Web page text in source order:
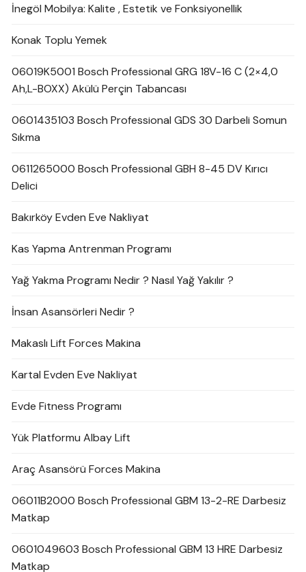
İnegöl Mobilya: Kalite , Estetik ve Fonksiyonellik
Konak Toplu Yemek
06019K5001 Bosch Professional GRG 18V-16 C (2×4,0
Ah,L-BOXX) Akülü Perçin Tabancası
0601435103 Bosch Professional GDS 30 Darbeli Somun
Sıkma
0611265000 Bosch Professional GBH 8-45 DV Kırıcı
Delici
Bakırköy Evden Eve Nakliyat
Kas Yapma Antrenman Programı
Yağ Yakma Programı Nedir ? Nasıl Yağ Yakılır ?
İnsan Asansörleri Nedir ?
Makaslı Lift Forces Makina
Kartal Evden Eve Nakliyat
Evde Fitness Programı
Yük Platformu Albay Lift
Araç Asansörü Forces Makina
06011B2000 Bosch Professional GBM 13-2-RE Darbesiz
Matkap
0601049603 Bosch Professional GBM 13 HRE Darbesiz
Matkap